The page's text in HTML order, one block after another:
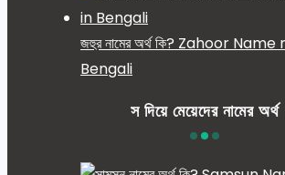
জহুর নামের অর্থ কি? Zahoor
Bengali
স দিয়ে মেয়েদের নামের অর্থ